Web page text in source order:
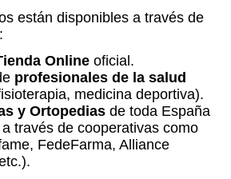
están disponibles a través de
Online oficial.
profesionales de la salud
medicina deportiva).
y Ortopedias de toda España
través de cooperativas como
FedeFarma, Alliance